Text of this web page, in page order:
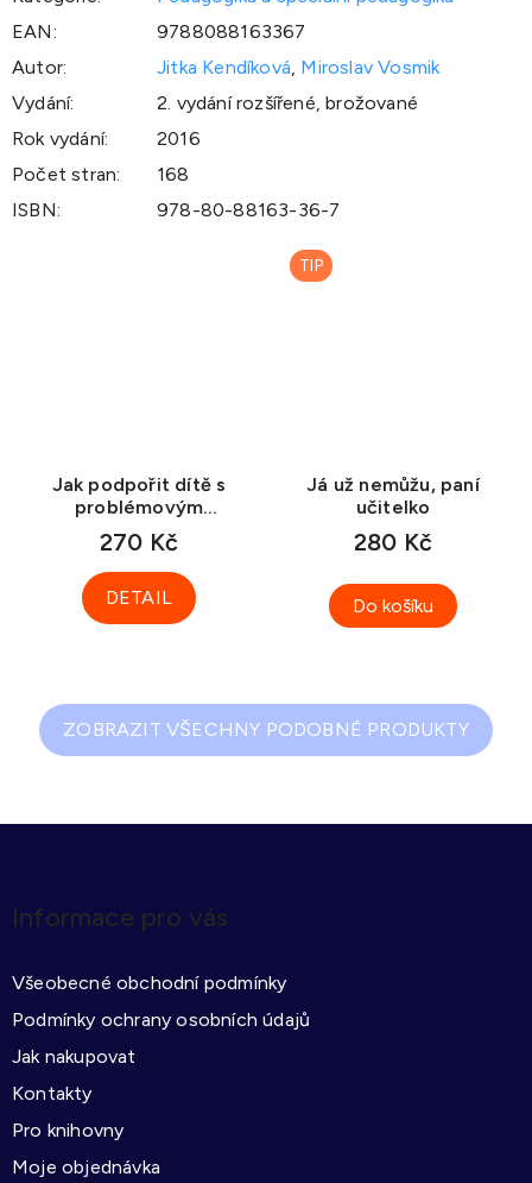
EAN:
9788088163367
Autor: Jitka Kendíková, Miroslav Vosmik
Vydání:
2. vydání rozšířené, brožované
Rok vydání:
2016
Počet stran:
168
ISBN: 978-80-88163-36-7
Jak podpořit dítě s
problémovým
chováním ve škole
270 Kč
DETAIL
TIP
Já už nemůžu, paní
učitelko
280 Kč
Do košíku
ZOBRAZIT VŠECHNY PODOBNÉ PRODUKTY
p
aInformace pro vás
Všeobecné obchodní podmínky
Podmínky ochrany osobních údajů
Jak nakupovat
Kontakty
Pro knihovny
Moje objednávka